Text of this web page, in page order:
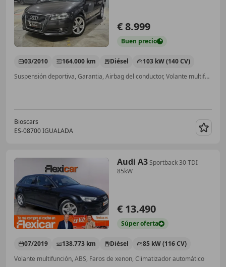
€ 8.999
Buen precio
03/2010 164.000 km Diésel
103 kW (140 CV)
Suspensión deportiva, Garantia, Airbag del conductor, Volante multifunción, Llantas de aleación, Ventanas tintadas, Inmovilizador
Bioscars
ES-08700 IGUALADA
Audi A3Sportback 30 TDI
85kW
€ 13.490
Súperoferta
07/2019 138.773 km Diésel
85 kW (116 CV)
Volante multifunción, ABS, Faros de xenon, Climatizador automático